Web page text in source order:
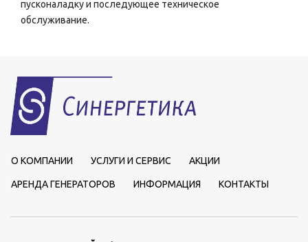
пусконаладку и последующее техническое
обслуживание.
О КОМПАНИИ УСЛУГИ И СЕРВИС АКЦИИ
АРЕНДА ГЕНЕРАТОРОВ ИНФОРМАЦИЯ КОНТАКТЫ